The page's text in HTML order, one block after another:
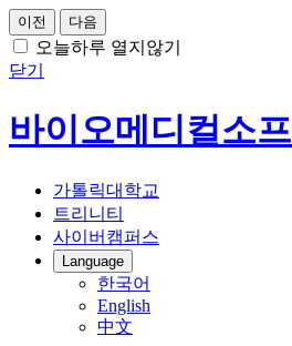
이전 다음
오늘하루 열지않기
닫기
바이오메디컬소
가톨릭대학교
트리니티
사이버캠퍼스
Language
한국어
English
中文